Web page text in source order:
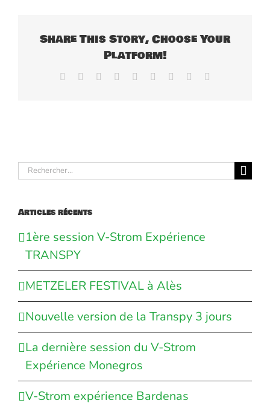
Share This Story, Choose Your
Platform!
Facebook Reddit LinkedInWhatsApp
TumblrPinterest
Rechercher:
Articles récents
1ère session V-Strom Expérience
TRANSPY
METZELER FESTIVAL à Alès
Nouvelle version de la Transpy 3 jours
La dernière session du V-Strom
Expérience Monegros
V-Strom expérience Bardenas